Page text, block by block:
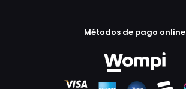
Métodos de pago online